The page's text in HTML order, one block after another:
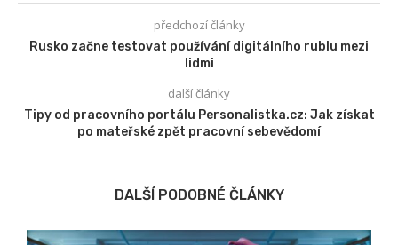
předchozí články
Rusko začne testovat používání digitálního rublu mezi
lidmi
další články
Tipy od pracovního portálu Personalistka.cz: Jak získat
po mateřské zpět pracovní sebevědomí
DALŠÍ PODOBNÉ ČLÁNKY